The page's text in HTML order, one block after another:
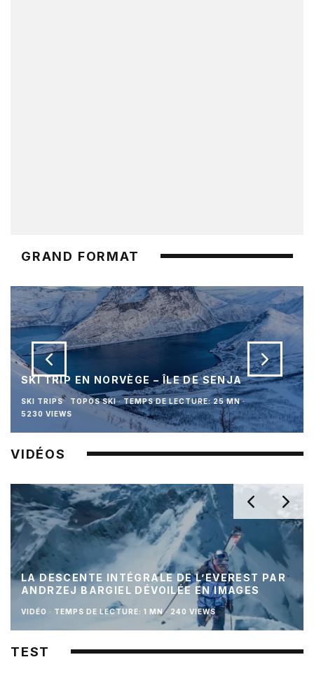
GRAND FORMAT
SKI TRIP EN NORVÈGE – ÎLE DE SENJA
SKI TRIPS TOPOS SKI · TEMPS DE LECTURE: 25 MN ·
5230 VIEWS
VIDÉOS
LA DESCENTE INTÉGRALE DE L’EVEREST PAR
ANDRZEJ BARGIEL DÉVOILÉE EN IMAGES
VIDÉO · TEMPS DE LECTURE: 1 MN · 240 VIEWS
TEST